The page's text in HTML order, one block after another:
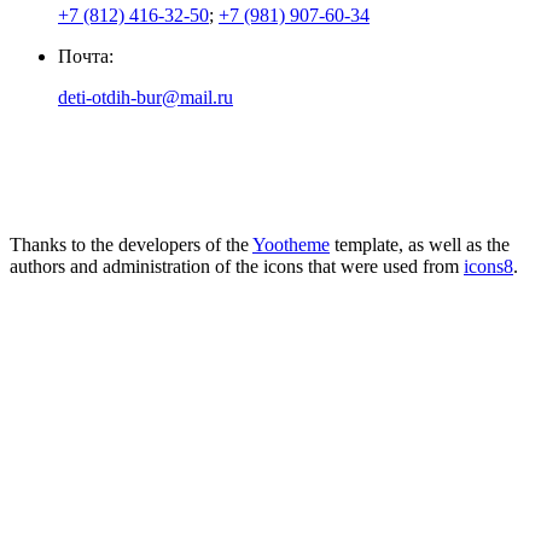
+7 (812) 416-32-50; +7 (981) 907-60-34
Почта:
deti-otdih-bur@mail.ru
Thanks to the developers of theYootheme template, as well as the
authors and administration of the icons that were used from icons8.